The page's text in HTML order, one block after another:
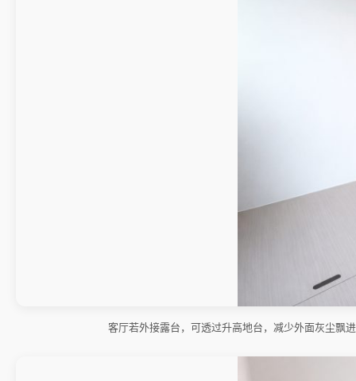
客厅若外接露台，可透过升高地台，减少外面灰尘飘